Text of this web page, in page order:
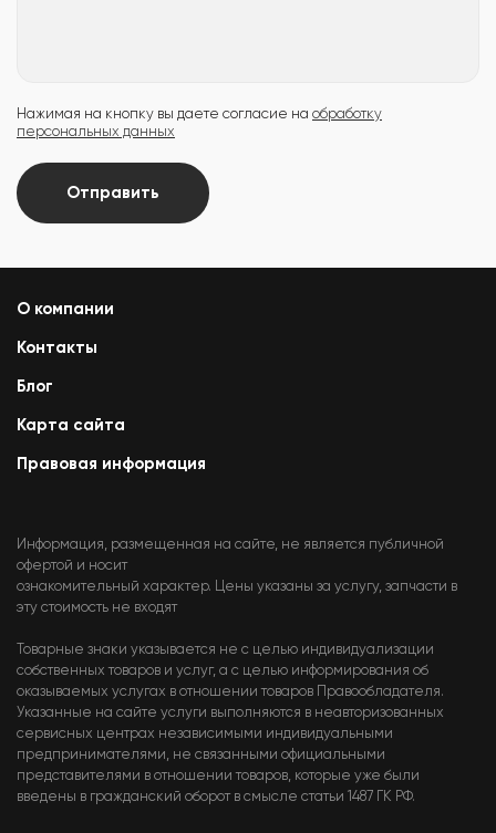
Нажимая на кнопку вы даете согласие на обработку
персональных данных
Отправить
О компании
Контакты
Блог
Карта сайта
Правовая информация
Информация, размещенная на сайте, не является публичной
офертой и носит
ознакомительный характер. Цены указаны за услугу, запчасти в
эту стоимость не входят
Товарные знаки указывается не с целью индивидуализации
собственных товаров и услуг, а с целью информирования об
оказываемых услугах в отношении товаров Правообладателя.
Указанные на сайте услуги выполняются в неавторизованных
сервисных центрах независимыми индивидуальными
предпринимателями, не связанными официальными
представителями в отношении товаров, которые уже были
введены в гражданский оборот в смысле статьи 1487 ГК РФ.